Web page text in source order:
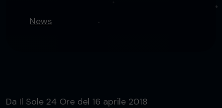
News
Da Il Sole 24 Ore del 16 aprile 2018